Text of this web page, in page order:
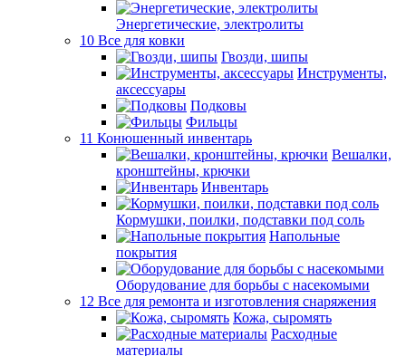
Энергетические, электролиты
10 Все для ковки
Гвозди, шипы
Инструменты,
аксессуары
Подковы
Фильцы
11 Конюшенный инвентарь
Вешалки,
кронштейны, крючки
Инвентарь
Кормушки, поилки, подставки под соль
Напольные
покрытия
Оборудование для борьбы с насекомыми
12 Все для ремонта и изготовления снаряжения
Кожа, сыромять
Расходные
материалы